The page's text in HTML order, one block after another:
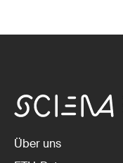
Über uns